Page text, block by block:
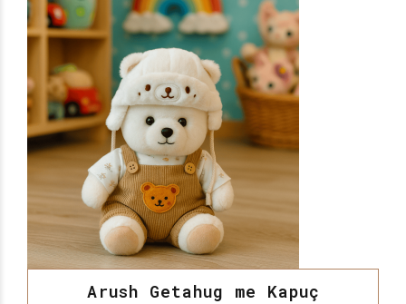
Arush Getahug me Kapuç